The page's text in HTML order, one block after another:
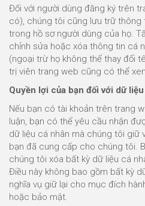
Đối với người dùng đăng ký trên
có), chúng tôi cũng lưu trữ thông
trong hồ sơ người dùng của họ.
chỉnh sửa hoặc xóa thông tin cá
(ngoại trừ họ không thể thay đổi
trị viên trang web cũng có thể
Quyền lợi của bạn đối với dữ
Nếu bạn có tài khoản trên trang
luận, bạn có thể yêu cầu nhận
dữ liệu cá nhân mà chúng tôi giữ
bạn đã cung cấp cho chúng tôi.
chúng tôi xóa bất kỳ dữ liệu cá
Điều này không bao gồm bất kỳ
nghĩa vụ giữ lại cho mục đích
hoặc bảo mật.